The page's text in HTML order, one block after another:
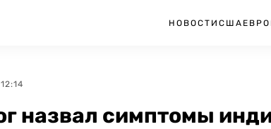
НОВОСТИ США
назвал симптомы